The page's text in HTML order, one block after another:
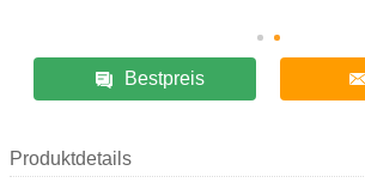
Bestpreis
Produktdetails